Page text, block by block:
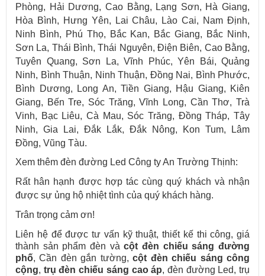
Phòng, Hải Dương, Cao Bằng, Lạng Sơn, Hà Giang,
Hòa Bình, Hưng Yên, Lai Châu, Lào Cai, Nam Định,
Ninh Bình, Phú Thọ, Bắc Kan, Bắc Giang, Bắc Ninh,
Sơn La, Thái Bình, Thái Nguyên, Điện Biên, Cao Bằng,
Tuyên Quang, Sơn La, Vĩnh Phúc, Yên Bái, Quảng
Ninh, Bình Thuận, Ninh Thuận, Đồng Nai, Bình Phước,
Bình Dương, Long An, Tiền Giang, Hậu Giang, Kiên
Giang, Bến Tre, Sóc Trăng, Vĩnh Long, Cần Thơ, Trà
Vinh, Bạc Liêu, Cà Mau, Sóc Trăng, Đồng Tháp, Tây
Ninh, Gia Lai, Đắk Lắk, Đắk Nông, Kon Tum, Lâm
Đồng, Vũng Tàu.
Xem thêm đèn đường Led Công ty An Trường Thịnh:
Rất hân hạnh được hợp tác cùng quý khách và nhận
được sự ủng hộ nhiệt tình của quý khách hàng.
Trân trọng cảm ơn!
Liên hệ để được tư vấn kỹ thuật, thiết kế thi công, giá
thành sản phẩm đèn vàcột đèn chiếu sáng đường
phố, Cần đèn gắn tường,cột đèn chiếu sáng công
cộng, trụ đèn chiếu sáng cao áp, đèn đường Led, trụ